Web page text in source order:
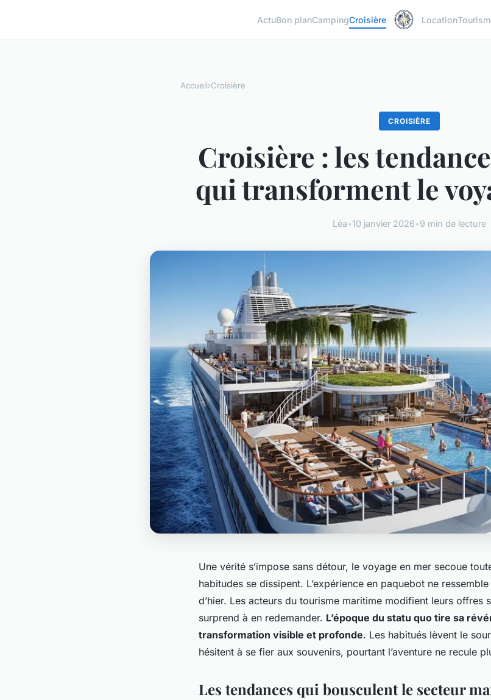
ActuBon planCampingCroisière Location
Accueil›Croisière
CROISIÈRE
Croisière : les
qui transforment le
Léa•10 janvier 2026•9 min de lecture
Une vérité s’impose sans détour, le voyage en mer secoue
habitudes se dissipent. L’expérience en paquebot ne
d’hier. Les acteurs du tourisme maritime modifient leurs offres
surprend à en redemander. L’époque du statu quo tire sa
transformation visible et profonde. Les habitués lèvent le
hésitent à se fier aux souvenirs, pourtant l’aventure ne recule
Les tendances qui bousculent le secteur